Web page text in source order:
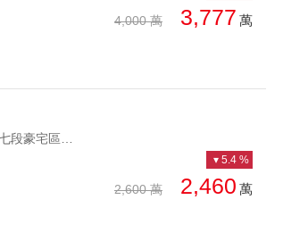
4,000 萬 3,777 萬
2,600 萬 2,460 萬
5.4 %